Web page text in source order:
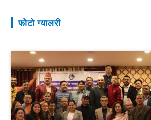
फोटो ग्यालरी